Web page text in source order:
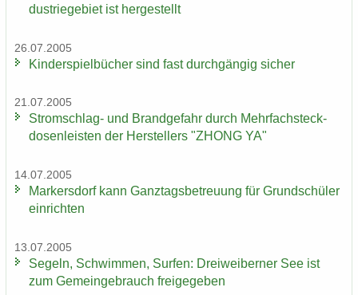
dus­trie­ge­biet ist her­ge­stellt
26.07.2005
Kin­der­spiel­bü­cher sind fast durch­gän­gig si­cher
21.07.2005
Stromschlag-​ und Brand­ge­fahr durch Mehr­fach­steck­
do­sen­leis­ten der Her­stel­lers "ZHONG YA"
14.07.2005
Mar­kers­dorf kann Ganz­tags­be­treu­ung für Grund­schü­ler
ein­rich­ten
13.07.2005
Se­geln, Schwim­men, Sur­fen: Drei­wei­ber­ner See ist
zum Ge­mein­ge­brauch frei­ge­ge­ben